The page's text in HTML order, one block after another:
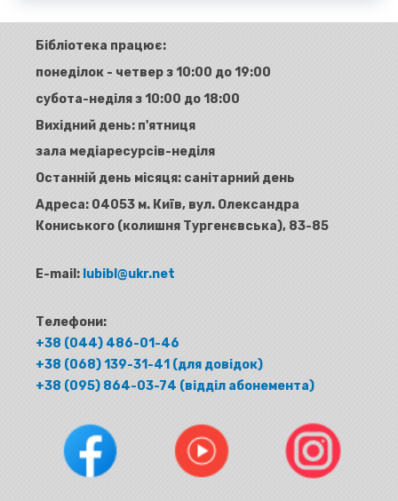
Бібліотека працює:
понеділок - четвер з 10:00 до 19:00
субота-неділя з 10:00 до 18:00
Вихідний день: п'ятниця
зала медіаресурсів-неділя
Останній день місяця: санітарний день
Адреса: 04053 м. Київ, вул. Олександра
Кониського (колишня Тургенєвська), 83-85
E-mail: lubibl@ukr.net
Телефони:
+38 (044) 486-01-46
+38 (068) 139-31-41 (для довідок)
+38 (095) 864-03-74 (відділ абонемента)